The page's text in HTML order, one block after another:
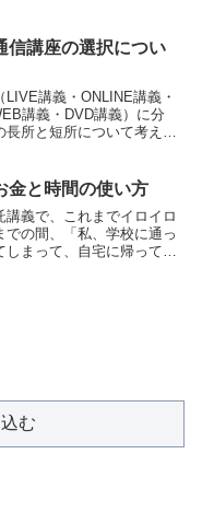
信講座の選択につい
講義・ONLINE講義・
講義・DVD講義）に分
所と短所について考えて
金と時間の使い方
義で、これまでイロイロ
の間、「私、学校に通っ
まって、自宅に帰っての
む